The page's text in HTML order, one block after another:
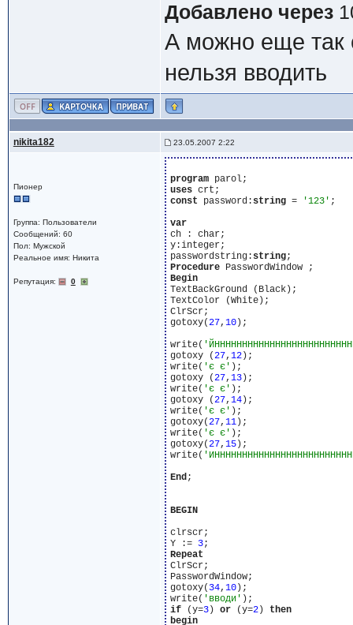
Добавлено через
А можно еще так
нельзя вводить
nikita182 23.05.2007 2:22
Пионер
Группа: Пользователи
Сообщений: 60
Пол: Мужской
Реальное имя: Никита
Репутация: 0
program
uses
const password:string = '123' ;
var
ch : char;
y:integer;
passwordstring:string
Procedure
Begin
TextBackGround (Black);
TextColor (White);
ClrScr;
gotoxy(27, 10);
write(
gotoxy (27, 12);
write( 'є є' );
gotoxy (27, 13);
write( 'є є' );
gotoxy (27, 14);
write( 'є є' );
gotoxy(27, 11);
write( 'є є' );
gotoxy(27, 15);
write(
End;
BEGIN
clrscr;
Y := 3
Repeat
ClrScr;
PasswordWindow;
gotoxy( 34, 10);
write( 'вводи'
if (y=3) or (y=2) then
begin